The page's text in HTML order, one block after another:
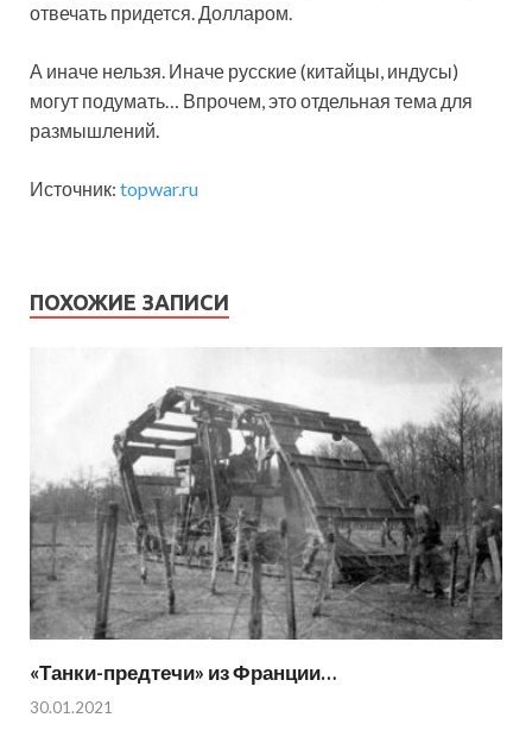
отвечать придется. Долларом.
А иначе нельзя. Иначе русские (китайцы, индусы)
могут подумать… Впрочем, это отдельная тема для
размышлений.
Источник: topwar.ru
ПОХОЖИЕ ЗАПИСИ
«Танки-предтечи» из Франции…
30.01.2021